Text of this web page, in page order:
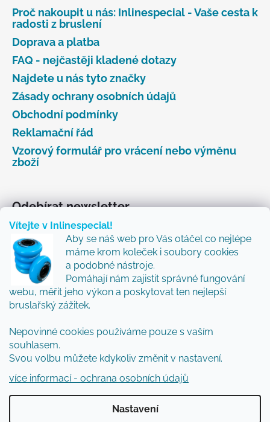
Vítejte v Inlinespecial!
Aby se náš web pro Vás otáčel co nejlépe
máme krom koleček i soubory cookies
a podobné nástroje.
Pomáhají nám zajistit správné fungování
webu, měřit jeho výkon a poskytovat ten nejlepší
bruslařský zážitek.
Nepovinné cookies používáme pouze s vaším
souhlasem.
Svou volbu můžete kdykoliv změnit v nastavení.
více informací - ochrana osobních údajů
Nastavení
Proč nakoupit u nás: Inlinespecial - Vaše cesta k
radosti z bruslení
Doprava a platba
FAQ - nejčastěji kladené dotazy
Najdete u nás tyto značky
Zásady ochrany osobních údajů
Obchodní podmínky
Reklamační řád
Vzorový formulář pro vrácení nebo výměnu
zboží
Odebírat newsletter
Vložte svůj e-mail a my vám budeme zasílat informace
o nových produktech na našem e-shopu.
Přidejte se k nám a my Vám budeme zasílat ty nejlepší
novinky a tipy.
E-mail
Vložením e-mailu souhlasíte spodmínkami
ochrany osobních údajů
PŘIHLÁSIT SE